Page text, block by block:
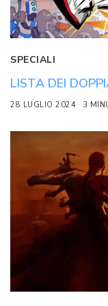
SPECIALI
LISTA DEI
28 LUGLIO 2024 3